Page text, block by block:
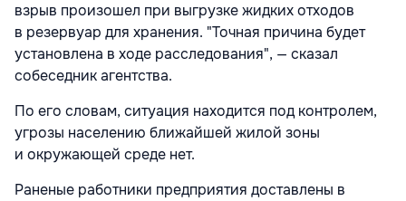
взрыв произошел при выгрузке жидких отходов
в резервуар для хранения. "Точная причина будет
установлена в ходе расследования", — сказал
собеседник агентства.
По его словам, ситуация находится под контролем,
угрозы населению ближайшей жилой зоны
и окружающей среде нет.
Раненые работники предприятия доставлены в